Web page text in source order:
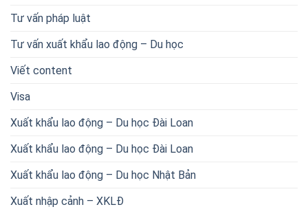
Tư vấn pháp luật
Tư vấn xuất khẩu lao động – Du học
Viết content
Visa
Xuất khẩu lao động – Du học Đài Loan
Xuất khẩu lao động – Du học Đài Loan
Xuất khẩu lao động – Du học Nhật Bản
Xuất nhập cảnh – XKLĐ